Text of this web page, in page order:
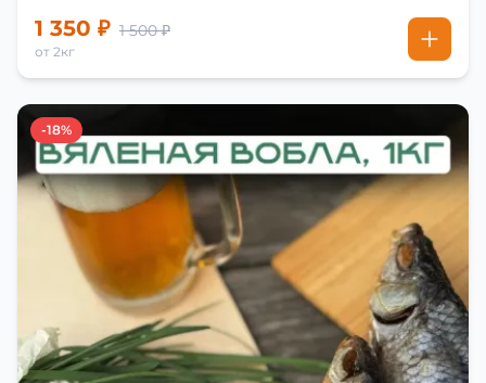
1 350 ₽ 1 500 ₽
от 2кг
-18%